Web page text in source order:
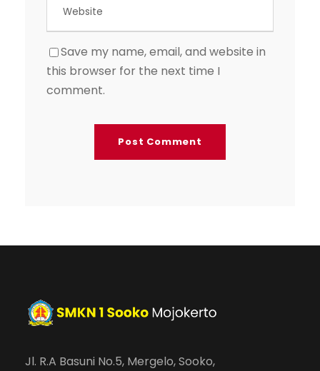
Save my name, email, and website in
this browser for the next time I
comment.
Jl. R.A Basuni No.5, Mergelo, Sooko,